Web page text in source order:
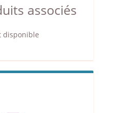
associés
disponible